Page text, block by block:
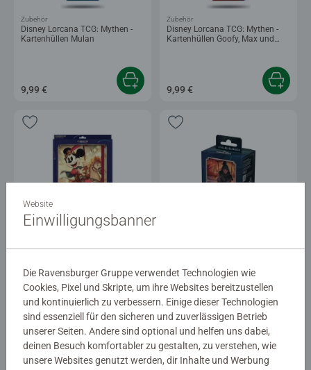
Disney Lorcana TCG: Mythen -
Kartenhüllen Mulan
Zubehör
9,99 €
Disney Lorcana TCG: Mythen -
Kartenhüllen Goofy, Max und
Zubehör
9,99 €
Zubehör
Website
Einwilligungsbanner
Die Ravensburger Gruppe verwendet Technologien wie
Cookies, Pixel und Skripte, um ihre Websites bereitzustellen
und kontinuierlich zu verbessern. Einige dieser Technologien
sind essenziell für den sicheren und zuverlässigen Betrieb
unserer Seiten. Andere sind optional und helfen uns dabei,
deinen Besuch komfortabler zu gestalten, zu verstehen, wie
unsere Websites genutzt werden, dir Inhalte und Werbung